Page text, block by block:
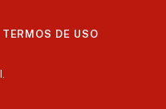
TERMOS DE USO
.